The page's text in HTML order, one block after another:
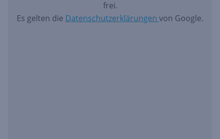
frei.
Es gelten die Datenschutzerklärungen von Google.